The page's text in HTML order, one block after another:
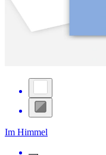
Im Himmel